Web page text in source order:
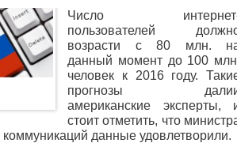
Число
пользователей
возрасти с 80 млн.
данный момент до 100
человек к 2016 году.
прогнозы
американские эксперты,
стоит отметить, что
данные удовлетворили.